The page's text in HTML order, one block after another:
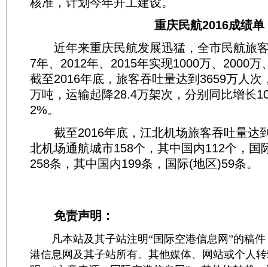
重庆民航2016成绩单
近年来重庆民航发展迅猛，全市民航旅
7年、2012年、2015年实现1000万、2000万
截至2016年底，旅客吞吐量达到3659万人次
万吨，运输起降28.4万架次，分别同比增长
2%。
截至2016年底，江北机场旅客吞吐量达
北机场通航城市158个，其中国内112个，国
258条，其中国内199条，国际(地区)59条。
免责声明：
凡本站及其子站注明“国际空港信息网”的稿件
港信息网及其子站所有。其他媒体、网站或个人